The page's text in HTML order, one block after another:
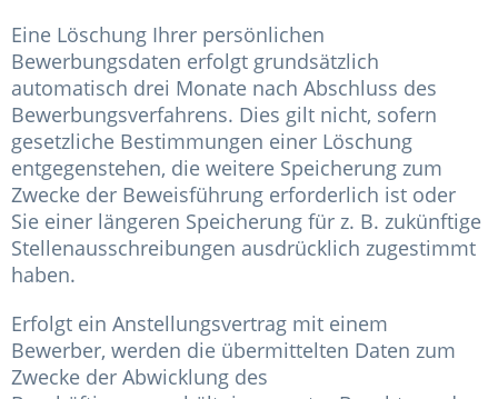
Eine Löschung Ihrer persönlichen
Bewerbungsdaten erfolgt grundsätzlich
automatisch drei Monate nach Abschluss des
Bewerbungsverfahrens. Dies gilt nicht, sofern
gesetzliche Bestimmungen einer Löschung
entgegenstehen, die weitere Speicherung zum
Zwecke der Beweisführung erforderlich ist oder
Sie einer längeren Speicherung für z. B. zukünftige
Stellenausschreibungen ausdrücklich zugestimmt
haben.
Erfolgt ein Anstellungsvertrag mit einem
Bewerber, werden die übermittelten Daten zum
Zwecke der Abwicklung des